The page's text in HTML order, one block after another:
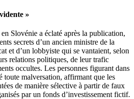
»
Slovénie a éclaté après la publication,
secrets d’un ancien ministre de la
et d’un lobbyiste qui se vantaient, selon
relations politiques, de leur trafic
occultes. Les personnes figurant dans
toute malversation, affirmant que les
de manière sélective à partir de faux
par un fonds d’investissement fictif.